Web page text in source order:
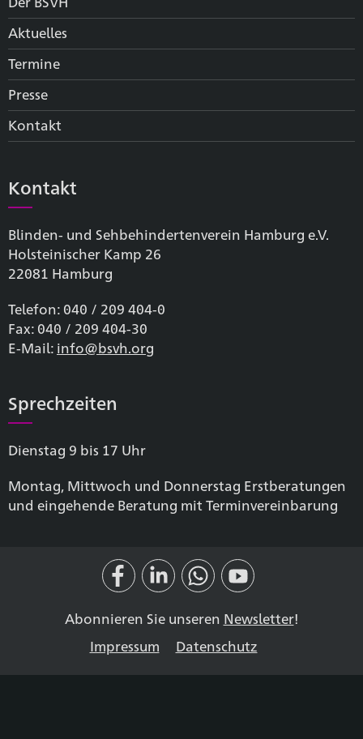
Aktuelles
Termine
Presse
Kontakt
Kontakt
Blinden- und Sehbehinderten­verein Hamburg e.V.
Holsteinischer Kamp 26
22081 Hamburg
Telefon: 040 / 209 404-0
Fax: 040 / 209 404-30
E-Mail: info@bsvh.org
Sprechzeiten
Dienstag 9 bis 17 Uhr
Montag, Mittwoch und Donnerstag Erstberatungen
und eingehende Beratung mit Terminvereinbarung
Abonnieren Sie unseren Newsletter!
Impressum
Datenschutz